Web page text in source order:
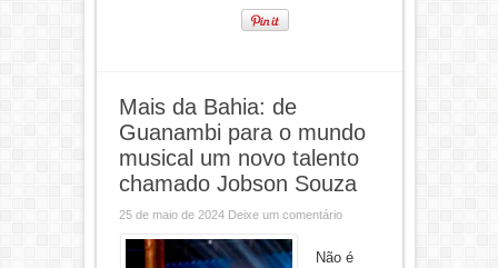
Mais da Bahia: de
Guanambi para o mundo
musical um novo talento
chamado Jobson Souza
25 de maio de 2024 Deixe um comentário
Não é